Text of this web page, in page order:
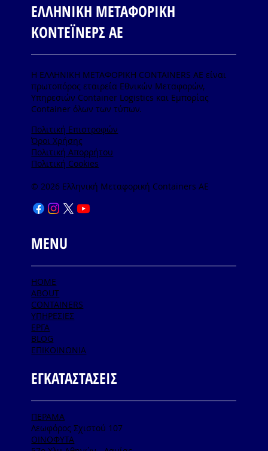
HOME
ABOUT
CONTAINERS
ΥΠΗΡΕΣΙΕΣ
ΕΡΓΑ
BLOG
ΕΠΙΚΟΙΝΩΝΙΑ
MENU
ΕΓΚΑΤΑΣΤΑΣΕΙΣ
ΠΕΡΑΜΑ
Λεωφόρος Σχιστού 107
ΟΙΝΟΦΥΤΑ
ΕΛΛΗΝΙΚΗ ΜΕΤΑΦΟΡΙΚΗ
ΚΟΝΤΕΪΝΕΡΣ ΑΕ
Η ΕΛΛΗΝΙΚΗ ΜΕΤΑΦΟΡΙΚΗ CONTAINERS ΑΕ είναι
πρωτοπόρος εταιρεία Εθνικών Μεταφορών,
Υπηρεσιών Container Logistics και Εμπορίας
Container όλων των τύπων.
Πολιτική Επιστροφών
Όροι Χρήσης
Πολιτική Απορρήτου
Πολιτική Cookies
© 2026 Ελληνική Μεταφορική Containers AE